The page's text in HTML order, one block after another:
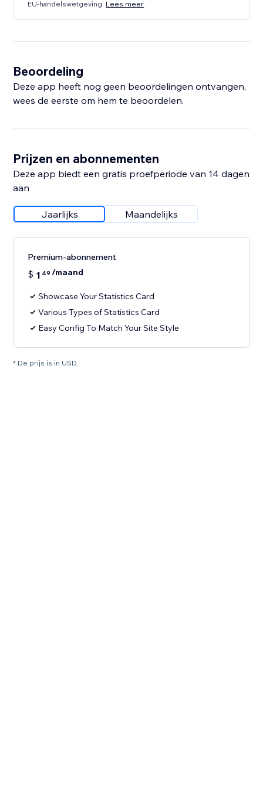
EU-handelswetgeving. Lees meer
Beoordeling
Deze app heeft nog geen beoordelingen ontvangen,
wees de eerste om hem te beoordelen.
Prijzen en abonnementen
Deze app biedt een gratis proefperiode van 14 dagen
aan
Jaarlijks Maandelijks
Premium-abonnement
$ 1 49 /maand
Showcase Your Statistics Card
Various Types of Statistics Card
Easy Config To Match Your Site Style
* De prijs is in USD.